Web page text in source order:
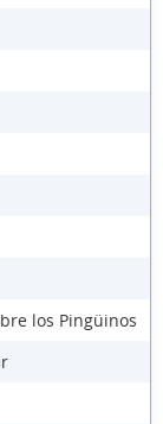
los Pingüinos